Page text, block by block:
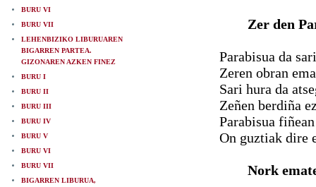
BURU VI
BURU VII
LEHENBIZIKO LIBURUAREN
BIGARREN PARTEA.
GIZONAREN AZKEN FINEZ
BURU I
BURU II
BURU III
BURU IV
BURU V
BURU VI
BURU VII
BIGARREN LIBURUA,
Zer den
Parabisua da
Zeren obran
Sari hura da
Zeñen berdiña
Parabisua
On guztiak dire
Nork